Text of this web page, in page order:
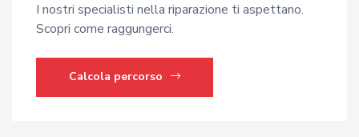
I nostri specialisti nella riparazione ti aspettano.
Scopri come raggungerci.
Calcola percorso